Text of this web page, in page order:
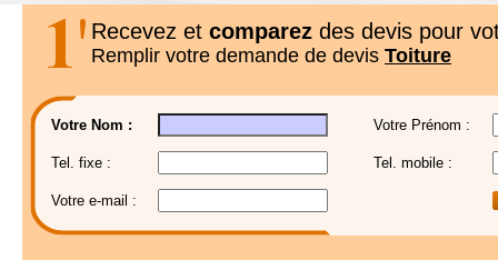
Recevez et comparez des devis pour
Remplir votre demande de devis Toiture
Votre Nom : Votre Prénom :
Tel. fixe : Tel. mobile :
Votre e-mail :